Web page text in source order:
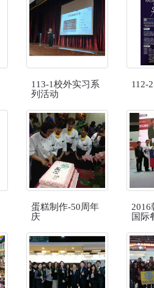
113-1校外实习系
列活动
112-2
蛋糕制作-50周年
庆
2016
国际